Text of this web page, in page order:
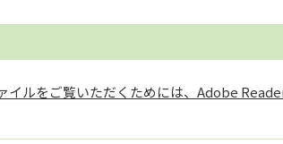
イルをご覧いただくためには、Adobe